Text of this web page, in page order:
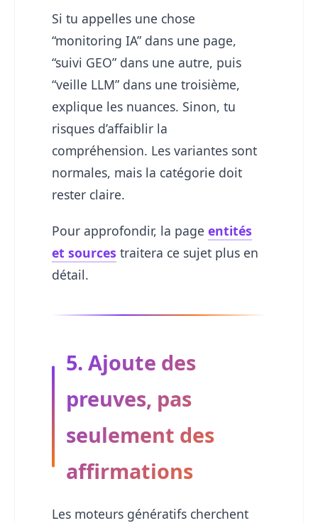
Si tu appelles une chose
“monitoring IA” dans une page,
“suivi GEO” dans une autre, puis
“veille LLM” dans une troisième,
explique les nuances. Sinon, tu
risques d’affaiblir la
compréhension. Les variantes sont
normales, mais la catégorie doit
rester claire.
Pour approfondir, la page entités
et sources traitera ce sujet plus en
détail.
5. Ajoute des
preuves, pas
seulement des
affirmations
Les moteurs génératifs cherchent